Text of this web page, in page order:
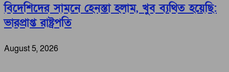
বিদেশিদের সামনে হেনস্তা হলাম, খুব ব্যথিত হয়েছি:
ভারপ্রাপ্ত রাষ্ট্রপতি
August 5, 2026